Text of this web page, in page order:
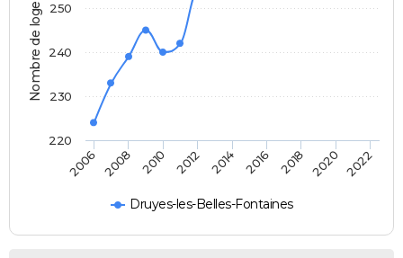
Nombre de logements
Druyes-les-Belles-Fontaines
2006 2008 2010 2012 2014 2016 2018 2020 2022
220
230
240
250